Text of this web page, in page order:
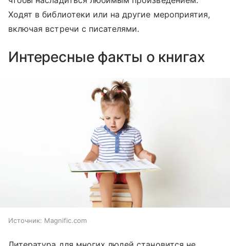
Ходят в библиотеки или на другие мероприятия,
включая встречи с писателями.
Интересные факты о книгах
Источник: Magnific.com